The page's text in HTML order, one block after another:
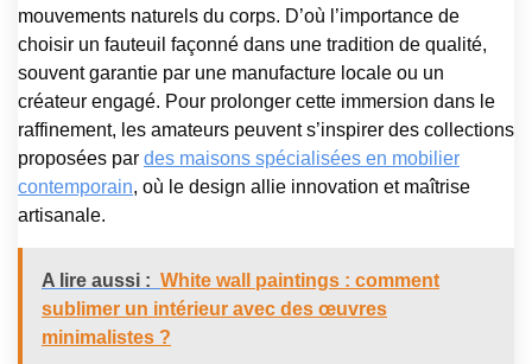
mouvements naturels du corps. D’où l’importance de
choisir un fauteuil façonné dans une tradition de qualité,
souvent garantie par une manufacture locale ou un
créateur engagé. Pour prolonger cette immersion dans le
raffinement, les amateurs peuvent s’inspirer des collections
proposées par des maisons spécialisées en mobilier
contemporain, où le design allie innovation et maîtrise
artisanale.
A lire aussi : White wall paintings : comment
sublimer un intérieur avec des œuvres
minimalistes ?